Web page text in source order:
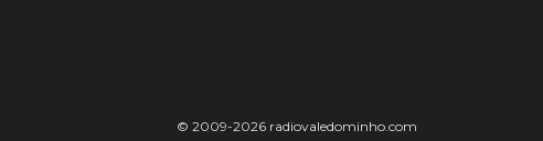
© 2009-2026 radiovaledominho.com